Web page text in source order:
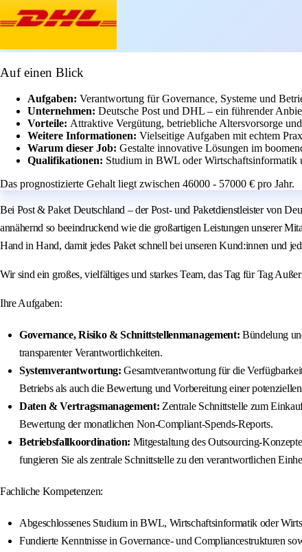
Auf einen Blick
Aufgaben: Verantwortung für Governance, Systeme und
Unternehmen: Deutsche Post und DHL – ein führender
Vorteile: Attraktive Vergütung, betriebliche Altersvorsorge
Weitere Informationen: Vielseitige Aufgaben mit echtem
Warum dieser Job: Gestalte innovative Lösungen im
Qualifikationen: Studium in BWL oder Wirtschaftsinformatik
Das prognostizierte Gehalt liegt zwischen 46000 - 57000 € pro Jahr.
Bei Post & Paket Deutschland – der Post- und Paketdienstleister von
annähernd so beeindruckend wie die großartigen Leistungen unserer
Hand in Hand, damit jedes Paket schnell bei unseren Kund:innen und
Wir sind ein großes, vielfältiges und starkes Team, das Tag für Tag
Ihre Aufgaben:
Governance, Risiko & Schnittstellenmanagement: Bündelung
transparenter Verantwortlichkeiten.
Systemverantwortung: Gesamtverantwortung für die
Betriebs als auch die Bewertung und Vorbereitung einer
Daten & Vertragsmanagement: Zentrale Schnittstelle zum
Bewertung der monatlichen Non-Compliant-Spends-Reports.
Betriebsfallkoordination: Mitgestaltung des Outsourcing-
fungieren Sie als zentrale Schnittstelle zu den verantwortlichen
Fachliche Kompetenzen:
Abgeschlossenes Studium in BWL, Wirtschaftsinformatik oder
Fundierte Kenntnisse in Governance‑ und Compliancestrukturen